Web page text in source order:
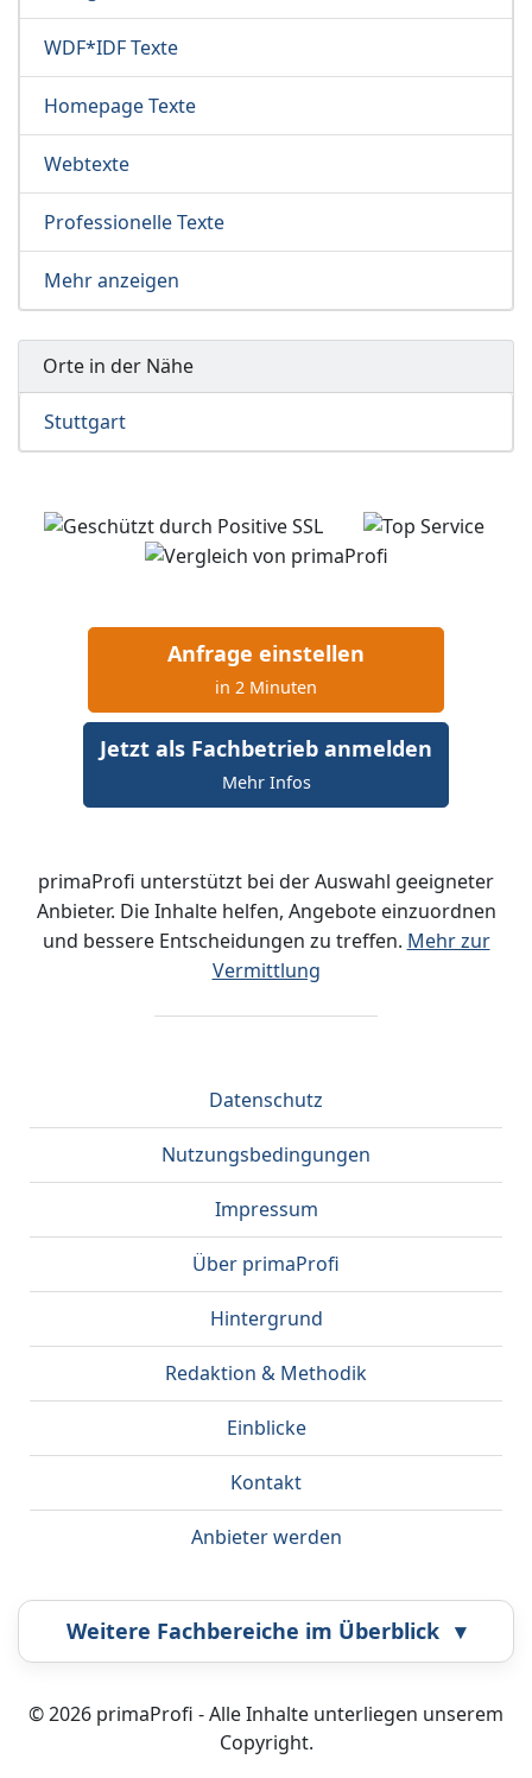
WDF*IDF Texte
Homepage Texte
Webtexte
Professionelle Texte
Mehr anzeigen
Orte in der Nähe
Stuttgart
Anfrage einstellen
in 2 Minuten
Jetzt als Fachbetrieb anmelden
Mehr Infos
primaProfi unterstützt bei der Auswahl geeigneter
Anbieter. Die Inhalte helfen, Angebote einzuordnen
und bessere Entscheidungen zu treffen. Mehr zur
Vermittlung
Datenschutz
Nutzungsbedingungen
Impressum
Über primaProfi
Hintergrund
Redaktion & Methodik
Einblicke
Kontakt
Anbieter werden
Weitere Fachbereiche im Überblick ▾
Airbrush Bestatter
© 2026 primaProfi - Alle Inhalte unterliegen unserem
Copyright.